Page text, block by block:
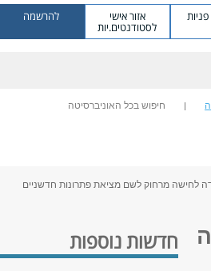
אזור אישי
לסטודנטים.יות
להרשמה
חיפוש בכל האוניברסיטה
לחישה מרחוק לשם מציאת פתרונות חדשניים
חדשות נוספות